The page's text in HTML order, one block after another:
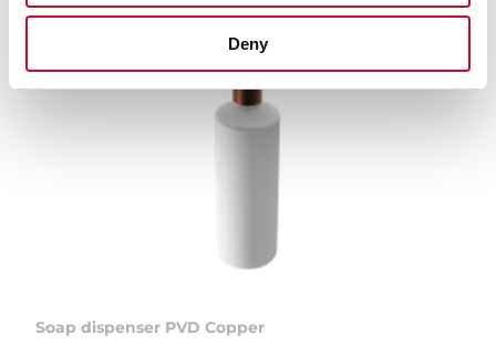
Deny
Soap dispenser PVD Copper